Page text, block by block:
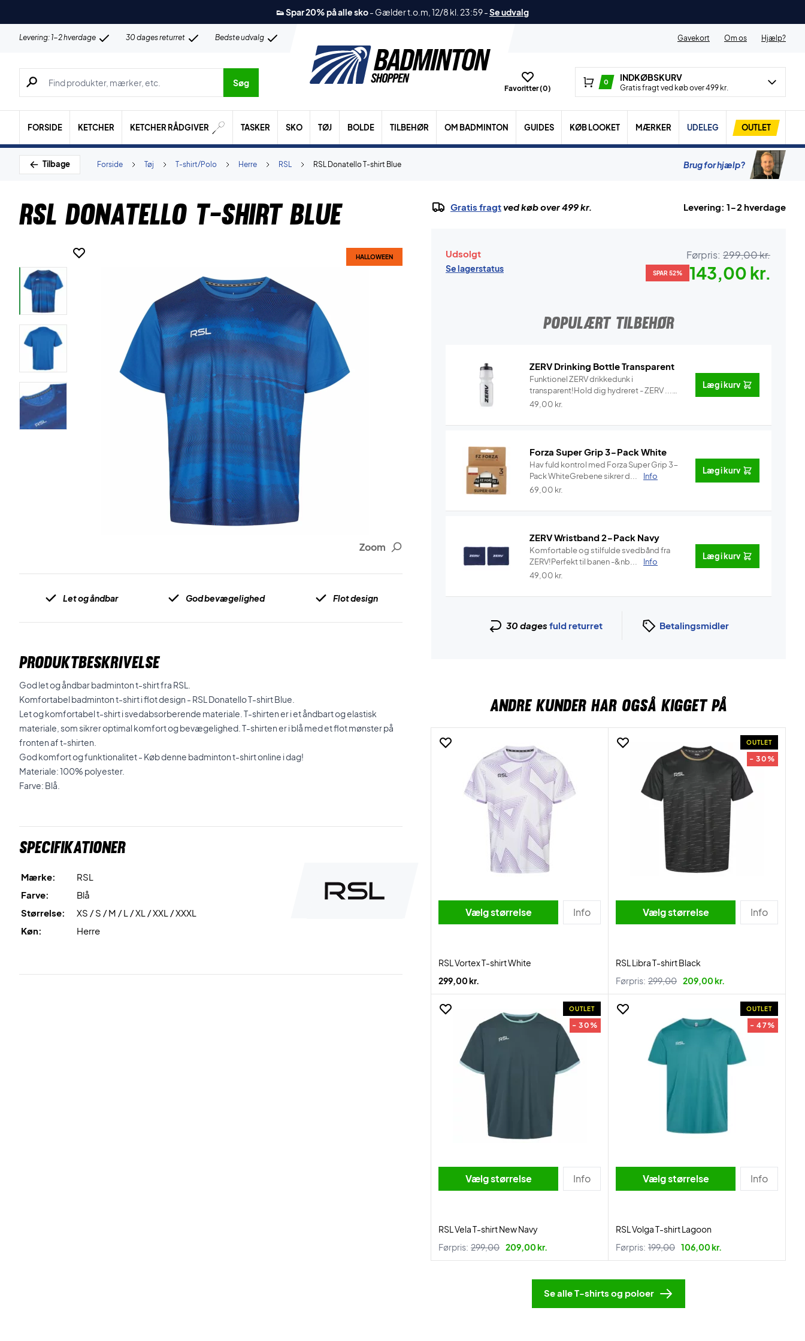
👟 Spar 20% på alle sko- Gælder t.o.m, 12/8 kl. 23:59-Se udvalg
Levering: 1-2 hverdage 30 dages returret Bedste udvalg Gavekort Om os Hjælp?
Søg efter produkter, mærker etc.
Søg
Favoritter (0)
0 INDKØBSKURV
Gratis fragt ved køb over 499 kr.
FORSIDE KETCHER KETCHER RÅDGIVER TASKER SKO TØJ BOLDE TILBEHØR OM BADMINTON GUIDES KØB LOOKET MÆRKER UDELEG OUTLET
Tilbage RSL Donatello T-shirt Blue
RSL
Herre
T-shirt/Polo
Tøj
Forside Brug for hjælp?
RSL Donatello T-shirt Blue
Zoom
HALLOWEEN
Let og åndbar God bevægelighed Flot design
PRODUKTBESKRIVELSE
God let og åndbar badminton t-shirt fra RSL.
Komfortabel badminton t-shirt i flot design - RSL Donatello T-shirt Blue.
Let og komfortabel t-shirt i svedabsorberende materiale. T-shirten er i et åndbart og elastisk
materiale, som sikrer optimal komfort og bevægelighed. T-shirten er i blå med et flot mønster på
fronten af t-shirten.
God komfort og funktionalitet - Køb denne badminton t-shirt online i dag!
Materiale: 100% polyester.
Farve: Blå.
Specifikationer
Mærke:
RSL
Farve:
Blå
Størrelse:
XS / S / M / L / XL / XXL / XXXL
Køn:
Herre
Gratis fragtved køb over 499 kr. Levering: 1-2 hverdage
Udsolgt
Se lagerstatus
Førpris: 299,00 kr.
SPAR 52% 143,00 kr.
POPULÆRT TILBEHØR
ZERV Drinking Bottle Transparent
Funktionel ZERV drikkedunk i
transparent!Hold dig hydreret - ZERV ...
Info
49,00 kr.
Læg i kurv
Forza Super Grip 3-Pack White
Hav fuld kontrol med Forza Super Grip 3-
Pack WhiteGrebene sikrer d...
Info
69,00 kr.
Læg i kurv
ZERV Wristband 2-Pack Navy
Komfortable og stilfulde svedbånd fra
ZERV!Perfekt til banen -&nb...
Info
49,00 kr.
Læg i kurv
30 dages fuld returret Betalingsmidler
ANDRE KUNDER HAR OGSÅ KIGGET PÅ
Vælg størrelse Info
RSL Vortex T-shirt White
299,00 kr.
OUTLET
- 30%
Vælg størrelse Info
RSL Libra T-shirt Black
Førpris: 299,00 209,00 kr.
OUTLET
- 30%
Vælg størrelse Info
RSL Vela T-shirt New Navy
Førpris: 299,00 209,00 kr.
OUTLET
- 47%
Vælg størrelse Info
RSL Volga T-shirt Lagoon
Førpris: 199,00 106,00 kr.
Se alle T-shirts og poloer